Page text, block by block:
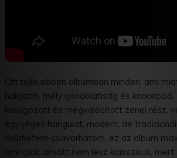
Ott rejlik ebben albumban minden, ami
hallgatni, mély gondolatiság és koncepció,
kidolgozott és megvalósított zenei rész,
egységes hangulat, modern, de
csűrhetem-csavarhatom, ez az album
ami csak amiatt nem lesz klasszikus,